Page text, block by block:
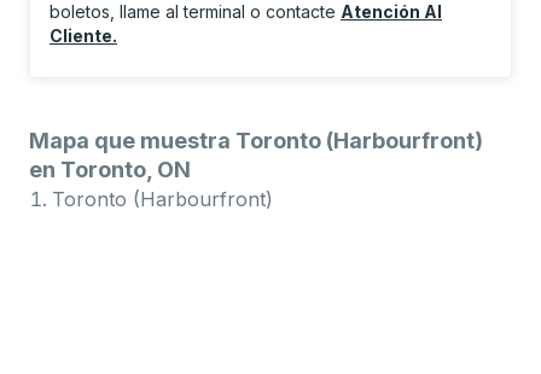
boletos, llame al terminal o contacte Atención Al
Cliente.
Mapa que muestra Toronto (Harbourfront)
en Toronto, ON
Toronto (Harbourfront)